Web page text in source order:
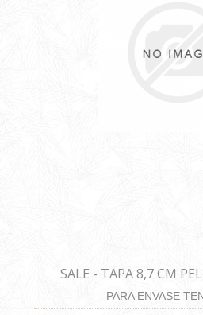
SALE - TAPA 8,7 CM
PARA ENVASE